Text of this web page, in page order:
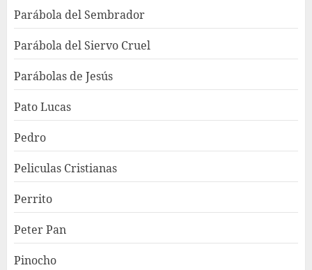
Parábola del Sembrador
Parábola del Siervo Cruel
Parábolas de Jesús
Pato Lucas
Pedro
Peliculas Cristianas
Perrito
Peter Pan
Pinocho